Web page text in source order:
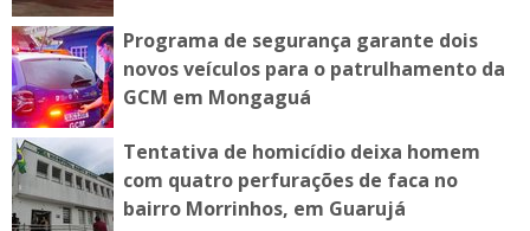
Programa de segurança garante dois
novos veículos para o patrulhamento da
GCM em Mongaguá
Tentativa de homicídio deixa homem
com quatro perfurações de faca no
bairro Morrinhos, em Guarujá